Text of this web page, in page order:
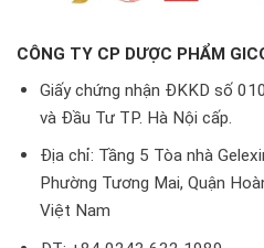
CÔNG TY CP DƯỢC PHẨM
Giấy chứng nhận ĐKKD số
và Đầu Tư TP. Hà Nội cấp.
Địa chỉ: Tầng 5 Tòa nhà
Phường Tương Mai, Quận
Việt Nam